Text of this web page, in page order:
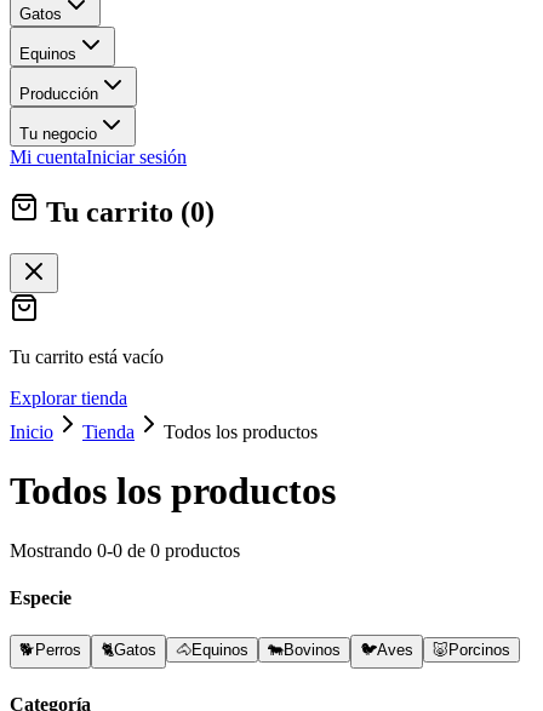
Gatos
Equinos
Producción
Tu negocio
Mi cuentaIniciar sesión
Tu carrito (0)
Tu carrito está vacío
Explorar tienda
Inicio
Tienda Todos los productos
Todos los productos
Mostrando 0-0 de 0 productos
Especie
🐕 Perros 🐈Gatos 🐴Equinos 🐄Bovinos 🐦Aves 🐷 Porcinos
Categoría